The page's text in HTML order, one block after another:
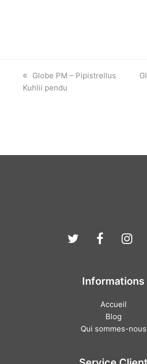
previous
post:
Globe PM – Pipistrellus
Kuhlii pendu
Twitter
Informations
Accueil
Blog
Qui sommes-nous